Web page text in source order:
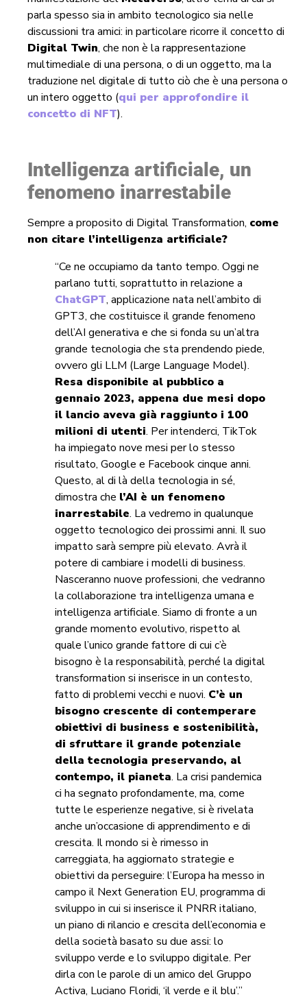
parla spesso sia in ambito tecnologico sia nelle
discussioni tra amici: in particolare ricorre il concetto di
Digital Twin, che non è la rappresentazione
multimediale di una persona, o di un oggetto, ma la
traduzione nel digitale di tutto ciò che è una persona o
un intero oggetto (qui per approfondire il
concetto di NFT).
Intelligenza artificiale, un
fenomeno inarrestabile
Sempre a proposito di Digital Transformation, come
non citare l’intelligenza artificiale?
“Ce ne occupiamo da tanto tempo. Oggi ne
parlano tutti, soprattutto in relazione a
ChatGPT, applicazione nata nell’ambito di
GPT3, che costituisce il grande fenomeno
dell’AI generativa e che si fonda su un’altra
grande tecnologia che sta prendendo piede,
ovvero gli LLM (Large Language Model).
Resa disponibile al pubblico a
gennaio 2023, appena due mesi dopo
il lancio aveva già raggiunto i 100
milioni di utenti. Per intenderci, TikTok
ha impiegato nove mesi per lo stesso
risultato, Google e Facebook cinque anni.
Questo, al di là della tecnologia in sé,
dimostra che l’AI è un fenomeno
inarrestabile. La vedremo in qualunque
oggetto tecnologico dei prossimi anni. Il suo
impatto sarà sempre più elevato. Avrà il
potere di cambiare i modelli di business.
Nasceranno nuove professioni, che vedranno
la collaborazione tra intelligenza umana e
intelligenza artificiale. Siamo di fronte a un
grande momento evolutivo, rispetto al
quale l’unico grande fattore di cui c’è
bisogno è la responsabilità, perché la digital
transformation si inserisce in un contesto,
fatto di problemi vecchi e nuovi. C’è un
bisogno crescente di contemperare
obiettivi di business e sostenibilità,
di sfruttare il grande potenziale
della tecnologia preservando, al
contempo, il pianeta. La crisi pandemica
ci ha segnato profondamente, ma, come
tutte le esperienze negative, si è rivelata
anche un’occasione di apprendimento e di
crescita. Il mondo si è rimesso in
carreggiata, ha aggiornato strategie e
obiettivi da perseguire: l’Europa ha messo in
campo il Next Generation EU, programma di
sviluppo in cui si inserisce il PNRR italiano,
un piano di rilancio e crescita dell’economia e
della società basato su due assi: lo
sviluppo verde e lo sviluppo digitale. Per
dirla con le parole di un amico del Gruppo
Activa, Luciano Floridi, ‘il verde e il blu’.”